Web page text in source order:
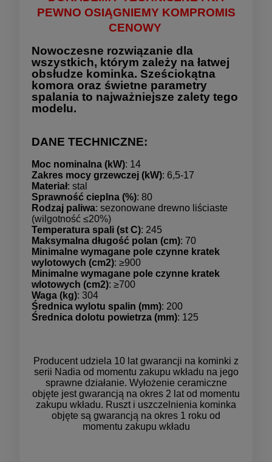
PEWNO OSIĄGNIEMY KOMPROMIS
CENOWY
Nowoczesne rozwiązanie dla
wszystkich, którym zależy na łatwej
obsłudze kominka. Sześciokątna
komora oraz świetne parametry
spalania to najważniejsze zalety tego
modelu.
DANE TECHNICZNE:
Moc nominalna (kW): 14
Zakres mocy grzewczej (kW): 6,5-17
Materiał: stal
Sprawność cieplna (%): 80
Rodzaj paliwa: sezonowane drewno liściaste
(wilgotność ≤20%)
Temperatura spali (st C): 245
Maksymalna długość polan (cm): 70
Minimalne wymagane pole czynne kratek
wylotowych (cm2): ≥900
Minimalne wymagane pole czynne kratek
wlotowych (cm2): ≥700
Waga (kg): 304
Średnica wylotu spalin (mm): 200
Średnica dolotu powietrza (mm): 125
Producent udziela 10 lat gwarancji na kominki z
serii Nadia od momentu zakupu wkładu na jego
sprawne działanie. Wyłożenie ceramiczne
objęte jest gwarancją na okres 2 lat od momentu
zakupu wkładu. Ruszt i uszczelnienia kominka
objęte są gwarancją na okres 1 roku od
momentu zakupu wkładu